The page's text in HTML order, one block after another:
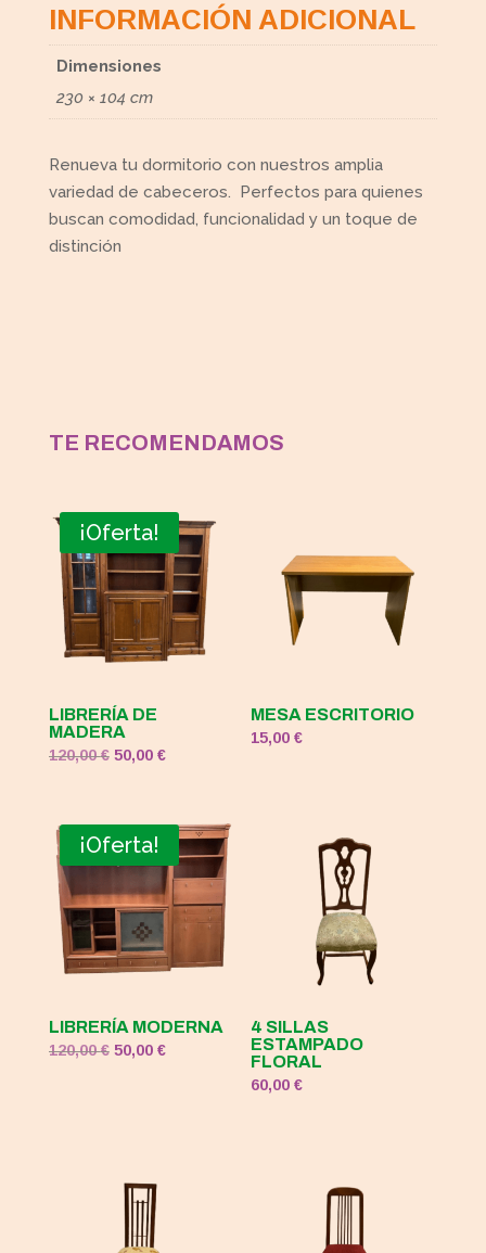
INFORMACIÓN ADICIONAL
Dimensiones
230 × 104 cm
Renueva tu dormitorio con nuestros amplia
variedad de cabeceros. Perfectos para quienes
buscan comodidad, funcionalidad y un toque de
distinción
TE RECOMENDAMOS
¡Oferta!
LIBRERÍA DE
MADERA
120,00€ El
era:
120,00 €.
50,00 €El
es:
50,00 €.
MESA ESCRITORIO
15,00€
¡Oferta!
LIBRERÍA MODERNA
120,00€ El
50,00 €El
4 SILLAS
ESTAMPADO
FLORAL
60,00€